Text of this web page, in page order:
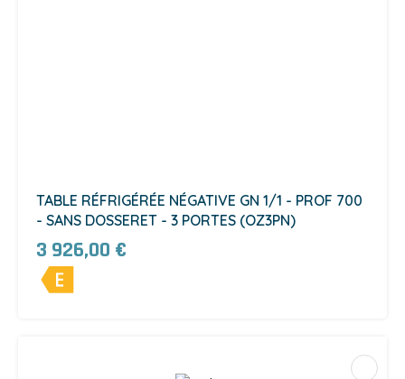
TABLE RÉFRIGÉRÉE NÉGATIVE GN 1/1 - PROF 700
- SANS DOSSERET - 3 PORTES (OZ3PN)
3 926,00 €